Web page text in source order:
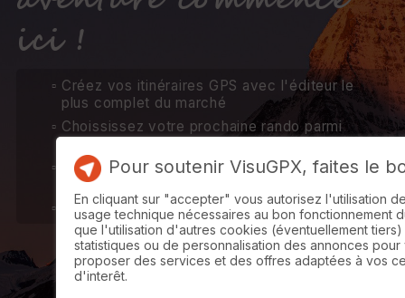
ici !
Créez vos itinéraires GPS avec l'éditeur le
plus complet du marché
Choississez votre prochaine rando parmi
Transformez votre téléphone en GPS avec
cartes IGN hors connexion
Synchronisez et partagez vos activités
Pour soutenir VisuGPX, faites le
En cliquant sur "accepter" vous autorisez l'utilisation
usage technique nécessaires au bon fonctionnement
que l'utilisation d'autres cookies (éventuellement
statistiques ou de personnalisation des annonces pour
proposer des services et des offres adaptées à vos
d'interêt.